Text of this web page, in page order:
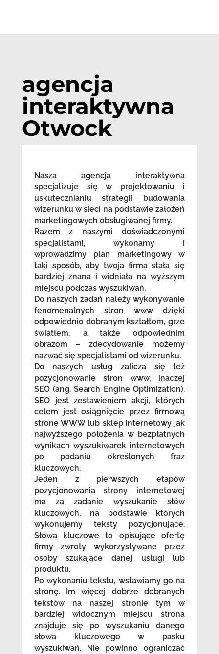
agencja
interaktywna
Otwock
Nasza agencja interaktywna
specjalizuje się w projektowaniu i
uskutecznianiu strategii budowania
wizerunku w sieci na podstawie założeń
marketingowych obsługiwanej firmy.
Razem z naszymi doświadczonymi
specjalistami, wykonamy i
wprowadzimy plan marketingowy w
taki sposób, aby twoja firma stała się
bardziej znana i widniała na wyższym
miejscu podczas wyszukiwań.
Do naszych zadań należy wykonywanie
fenomenalnych stron www dzięki
odpowiednio dobranym kształtom, grze
światłem, a także odpowiednim
obrazom – zdecydowanie możemy
nazwać się specjalistami od wizerunku.
Do naszych usług zalicza się też
pozycjonowanie stron www, inaczej
SEO (ang. Search Engine Optimization).
SEO jest zestawieniem akcji, których
celem jest osiągnięcie przez firmową
stronę WWW lub sklep internetowy jak
najwyższego położenia w bezpłatnych
wynikach wyszukiwarek internetowych
po podaniu określonych fraz
kluczowych.
Jeden z pierwszych etapów
pozycjonowania strony internetowej
ma za zadanie wyszukanie słów
kluczowych, na podstawie których
wykonujemy teksty pozycjonujące.
Słowa kluczowe to opisujące ofertę
firmy zwroty wykorzystywane przez
osoby szukające danej usługi lub
produktu.
Po wykonaniu tekstu, wstawiamy go na
stronę. Im więcej dobrze dobranych
tekstów na naszej stronie tym w
bardziej widocznym miejscu strona
znajduje się po wyszukaniu danego
słowa kluczowego w pasku
wyszukiwań. Nie powinno ograniczać